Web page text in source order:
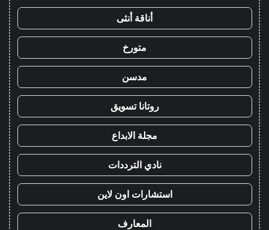
أناقة أنثى
متورخ
مدسن
روتانا تسويق
مجلة الابداع
نادي الترددات
استشارات اون لاين
المعارف